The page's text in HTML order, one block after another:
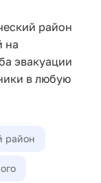
район
на
эвакуации
в любую
район